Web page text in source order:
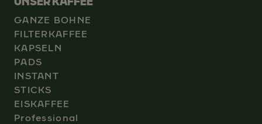
GANZE BOHNE
FILTERKAFFEE
KAPSELN
PADS
INSTANT
STICKS
EISKAFFEE
Professional